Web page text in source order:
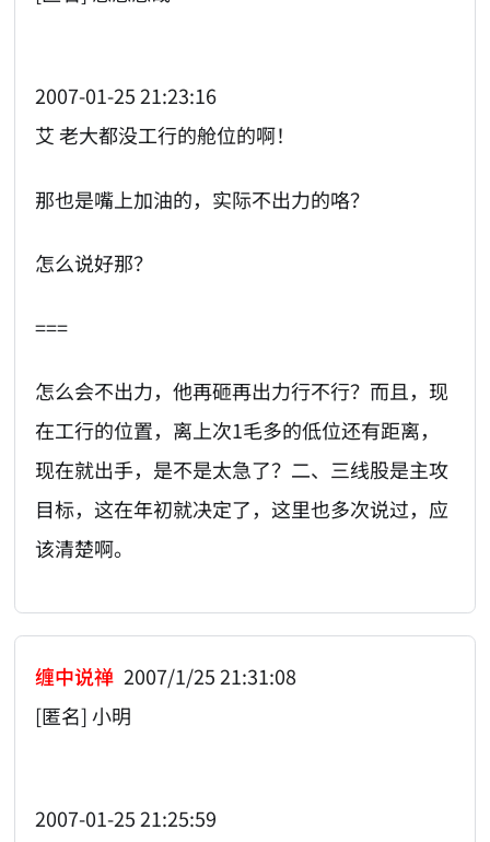
2007-01-25 21:23:16
艾 老大都没工行的舱位的啊！
那也是嘴上加油的，实际不出力的咯？
怎么说好那？
===
怎么会不出力，他再砸再出力行不行？而且，现
在工行的位置，离上次1毛多的低位还有距离，
现在就出手，是不是太急了？二、三线股是主攻
目标，这在年初就决定了，这里也多次说过，应
该清楚啊。
缠中说禅 2007/1/25 21:31:08
[匿名] 小明
2007-01-25 21:25:59